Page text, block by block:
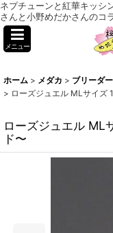
ネプチューンと紅華キッシ
さんと小野めだかさんのコ
メニュー
ホーム > メダカ > ブリーダ
> ローズジュエル MLサイズ
ローズジュエル ML
ド〜